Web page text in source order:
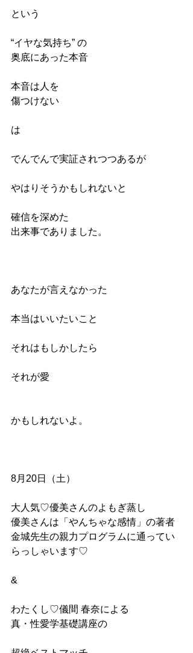
という
“イヤな気持ち” の
奥底にあった本音
本音は人を
傷つけない
は
でんでんで実証されつつあるが
やはりそうかもしれないと
確信を深めた
出来事でありました。
あなたが言えなかった
本当はいいたいこと
それはもしかしたら
それが愛
かもしれないよ。
8月20日（土）
大人気♡優美さんのよもぎ蒸し
優美さんは「やんちゃな感情」の著者
金城先生の親力プログラムに通ってい
らっしゃいます♡
&
わたくし♡儀間 春奈による
真・性愛学基礎講座の